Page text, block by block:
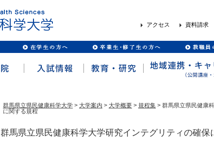
アクセス 資料請求
群馬県立県民健康科学大学 > 大学案内 > 大学概要 > 規程集 > 群馬県立県民健康
に関する規程
群馬県立県民健康科学大学研究インテグリティの確保